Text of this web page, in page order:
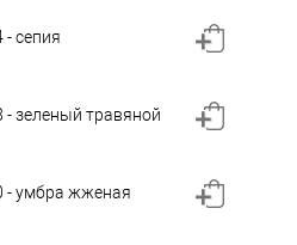
- сепия
- зеленый травяной
- умбра жженая